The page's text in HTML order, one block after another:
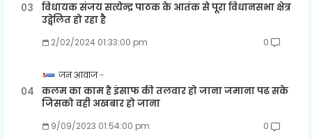
विधायक संजय सत्येन्द्र पाठक के आतंक से पूरा विधानसभा क्षेत्र
उद्वेलित हो रहा है
2/02/2024 01:33:00 pm 0
जन आवाज
कलम का काम है इंसाफ की तलवार हो जाना जमाना पढ सके
जिसको वही अखबार हो जाना
9/09/2023 01:54:00 pm 0